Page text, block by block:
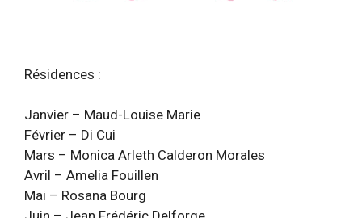
Résidences :
Janvier – Maud-Louise Marie
Février – Di Cui
Mars – Monica Arleth Calderon Morales
Avril – Amelia Fouillen
Mai – Rosana Bourg